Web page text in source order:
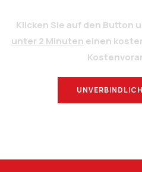
Klicken Sie auf den Button
unter 2 Minuten einen